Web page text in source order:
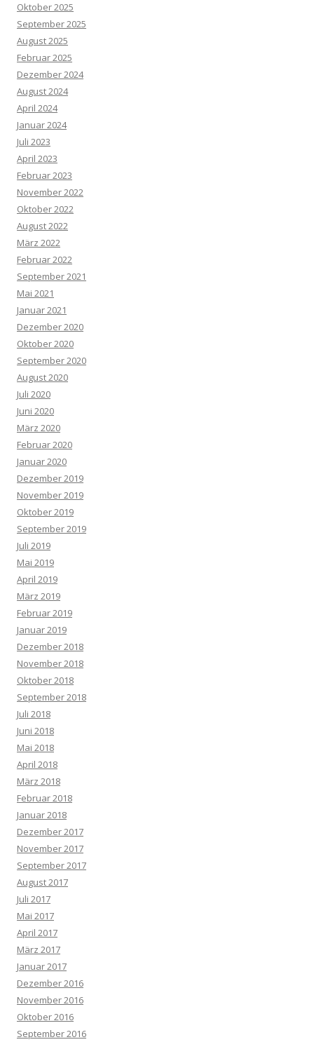
Oktober 2025
September 2025
August 2025
Februar 2025
Dezember 2024
August 2024
April 2024
Januar 2024
Juli 2023
April 2023
Februar 2023
November 2022
Oktober 2022
August 2022
März 2022
Februar 2022
September 2021
Mai 2021
Januar 2021
Dezember 2020
Oktober 2020
September 2020
August 2020
Juli 2020
Juni 2020
März 2020
Februar 2020
Januar 2020
Dezember 2019
November 2019
Oktober 2019
September 2019
Juli 2019
Mai 2019
April 2019
März 2019
Februar 2019
Januar 2019
Dezember 2018
November 2018
Oktober 2018
September 2018
Juli 2018
Juni 2018
Mai 2018
April 2018
März 2018
Februar 2018
Januar 2018
Dezember 2017
November 2017
September 2017
August 2017
Juli 2017
Mai 2017
April 2017
März 2017
Januar 2017
Dezember 2016
November 2016
Oktober 2016
September 2016